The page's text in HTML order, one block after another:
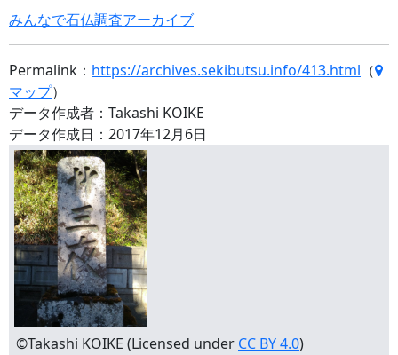
みんなで石仏調査アーカイブ
Permalink： https://archives.sekibutsu.info/413.html （
マップ）
データ作成者：Takashi KOIKE
データ作成日：2017年12月6日
©Takashi KOIKE (Licensed under CC BY 4.0)